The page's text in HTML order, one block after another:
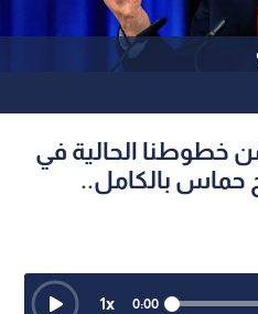
خطوطنا الحالية في
حماس بالكامل..
0:00
1x